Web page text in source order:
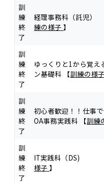
訓
練
終
了
経理事務科（託
練の様子】
訓
練
終
了
ゆっくりと1から覚え
ン基礎科 【訓練の様
訓
練
終
了
初心者歓迎！！仕事
OA事務実践科 【訓練
訓
練
終
了
IT実践科（DS)
様子】